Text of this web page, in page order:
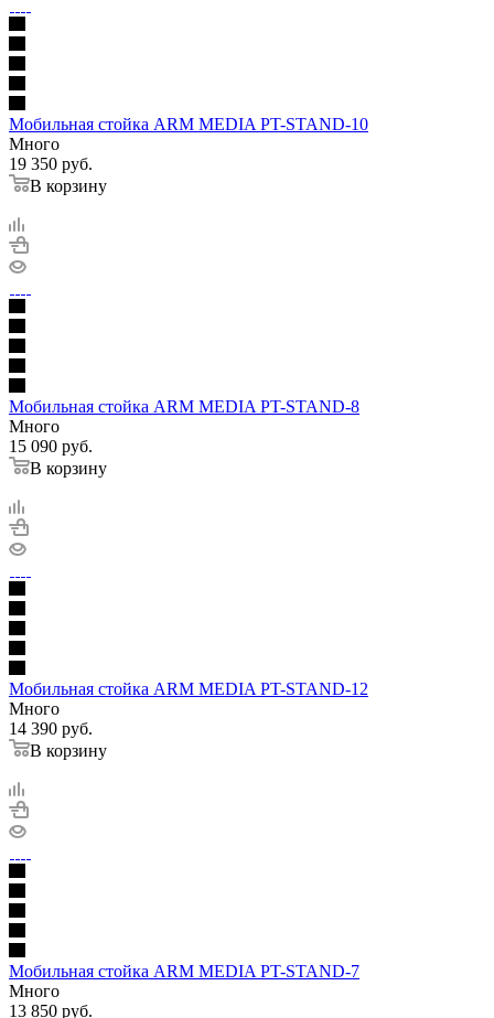
Мобильная стойка ARM MEDIA PT-STAND-10
Много
19 350 руб.
В корзину
Мобильная стойка ARM MEDIA PT-STAND-8
Много
15 090 руб.
В корзину
Мобильная стойка ARM MEDIA PT-STAND-12
Много
14 390 руб.
В корзину
Мобильная стойка ARM MEDIA PT-STAND-7
Много
13 850 руб.